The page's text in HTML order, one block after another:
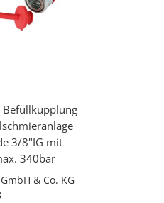
3/8"IG mit
340bar
& Co. KG